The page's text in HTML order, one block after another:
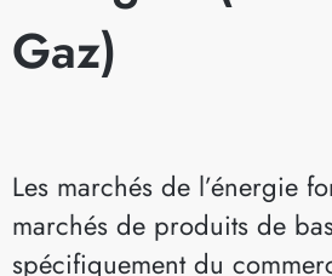
Gaz)
Les marchés de l’énergie
marchés de produits de
spécifiquement du